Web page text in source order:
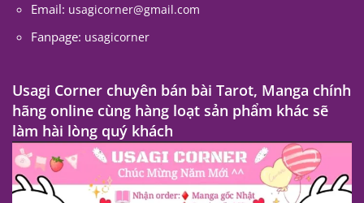
Email: usagicorner@gmail.com
Fanpage: usagicorner
Usagi Corner chuyên bán bài Tarot, Manga chính
hãng online cùng hàng loạt sản phẩm khác sẽ
làm hài lòng quý khách